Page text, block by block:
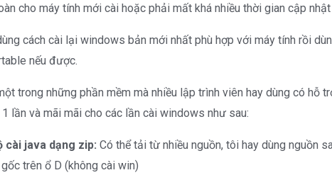
cho máy tính mới cài hoặc phải mất khá nhiều thời gian cập
cách cài lại windows bản mới nhất phù hợp với máy tính rồi
nếu được.
trong những phần mềm mà nhiều lập trình viên hay dùng có
lần và mãi mãi cho các lần cài windows như sau:
cài java dạng zip: Có thể tải từ nhiều nguồn, tôi hay dùng nguồn
trên ổ D (không cài win)